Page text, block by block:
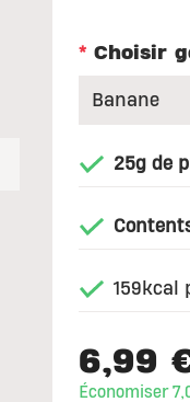
Suivant
*Choisir
25g de
159kcal
6,99
Économiser